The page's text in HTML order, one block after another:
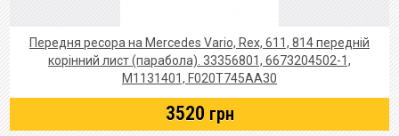
Передня ресора на Mercedes Vario, Rex, 611, 814 передній
корінний лист (парабола). 33356801, 6673204502-1,
M1131401, F020T745AA30
3520 грн